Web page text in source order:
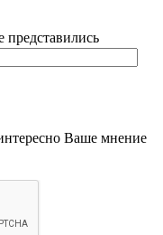
представились
Ваше мнение